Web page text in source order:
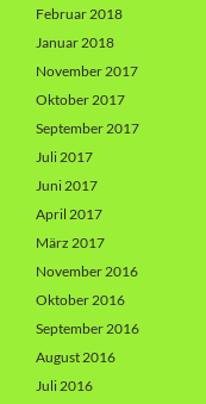
Februar 2018
Januar 2018
November 2017
Oktober 2017
September 2017
Juli 2017
Juni 2017
April 2017
März 2017
November 2016
Oktober 2016
September 2016
August 2016
Juli 2016